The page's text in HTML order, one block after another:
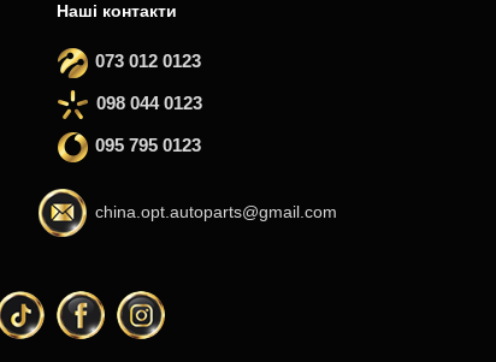
Наші контакти
073 012 0123
098 044 0123
095 795 0123
china.opt.autoparts@gmail.com